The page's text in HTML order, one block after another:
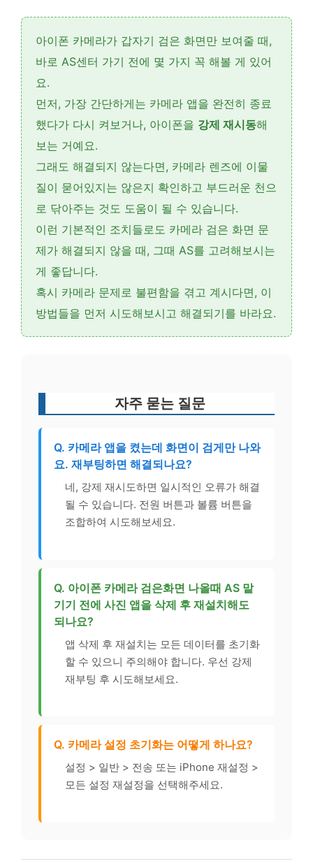
아이폰 카메라가 갑자기 검은 화면만 보여줄 때,
바로 AS센터 가기 전에 몇 가지 꼭 해볼 게 있어
요.
먼저, 가장 간단하게는 카메라 앱을 완전히 종료
했다가 다시 켜보거나, 아이폰을 강제 재시동해
보는 거예요.
그래도 해결되지 않는다면, 카메라 렌즈에 이물
질이 묻어있지는 않은지 확인하고 부드러운 천으
로 닦아주는 것도 도움이 될 수 있습니다.
이런 기본적인 조치들로도 카메라 검은 화면 문
제가 해결되지 않을 때, 그때 AS를 고려해보시는
게 좋답니다.
혹시 카메라 문제로 불편함을 겪고 계시다면, 이
방법들을 먼저 시도해보시고 해결되기를 바라요.
자주 묻는 질문
Q. 카메라 앱을 켰는데 화면이 검게만 나와
요. 재부팅하면 해결되나요?
네, 강제 재시도하면 일시적인 오류가 해결
될 수 있습니다. 전원 버튼과 볼륨 버튼을
조합하여 시도해보세요.
Q. 아이폰 카메라 검은화면 나올때 AS 맡
기기 전에 사진 앱을 삭제 후 재설치해도
되나요?
앱 삭제 후 재설치는 모든 데이터를 초기화
할 수 있으니 주의해야 합니다. 우선 강제
재부팅 후 시도해보세요.
Q. 카메라 설정 초기화는 어떻게 하나요?
설정 > 일반 > 전송 또는 iPhone 재설정 >
모든 설정 재설정을 선택해주세요.